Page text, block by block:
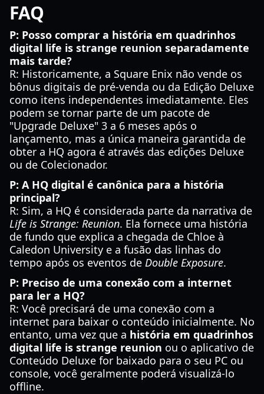
FAQ
P: Posso comprar a história em quadrinhos
digital life is strange reunion separadamente
mais tarde?
R: Historicamente, a Square Enix não vende os
bônus digitais de pré-venda ou da Edição Deluxe
como itens independentes imediatamente. Eles
podem se tornar parte de um pacote de
"Upgrade Deluxe" 3 a 6 meses após o
lançamento, mas a única maneira garantida de
obter a HQ agora é através das edições Deluxe
ou de Colecionador.
P: A HQ digital é canônica para a história
principal?
R: Sim, a HQ é considerada parte da narrativa de
Life is Strange: Reunion. Ela fornece uma história
de fundo que explica a chegada de Chloe à
Caledon University e a fusão das linhas do
tempo após os eventos de Double Exposure.
P: Preciso de uma conexão com a internet
para ler a HQ?
R: Você precisará de uma conexão com a
internet para baixar o conteúdo inicialmente. No
entanto, uma vez que a história em quadrinhos
digital life is strange reunion ou o aplicativo de
Conteúdo Deluxe for baixado para o seu PC ou
console, você geralmente poderá visualizá-lo
offline.